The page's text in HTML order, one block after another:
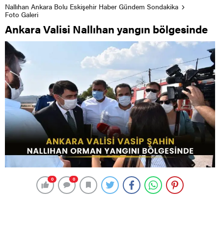
Nallıhan Ankara Bolu Eskişehir Haber Gündem Sondakika
Foto Galeri
Ankara Valisi Nallıhan yangın bölgesinde
0 0